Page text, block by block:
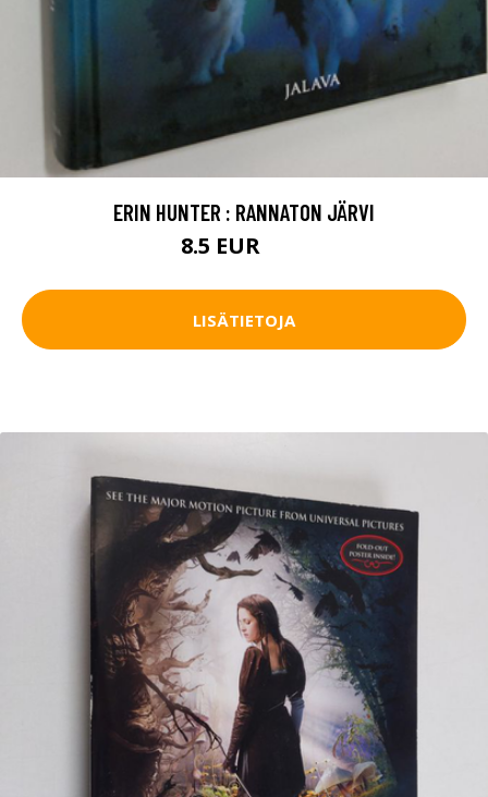
ERIN HUNTER : RANNATON JÄRVI
8.5 EUR
LISÄTIETOJA